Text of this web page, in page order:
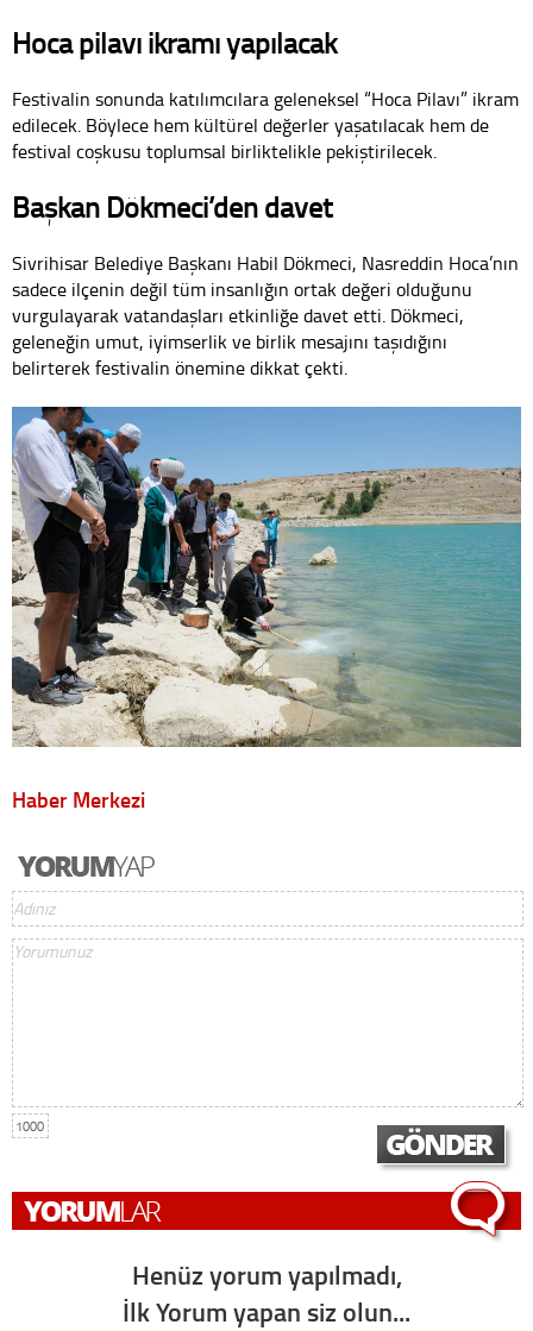
Hoca pilavı ikramı yapılacak
Festivalin sonunda katılımcılara geleneksel “Hoca Pilavı” ikram
edilecek. Böylece hem kültürel değerler yaşatılacak hem de
festival coşkusu toplumsal birliktelikle pekiştirilecek.
Başkan Dökmeci’den davet
Sivrihisar Belediye Başkanı Habil Dökmeci, Nasreddin Hoca’nın
sadece ilçenin değil tüm insanlığın ortak değeri olduğunu
vurgulayarak vatandaşları etkinliğe davet etti. Dökmeci,
geleneğin umut, iyimserlik ve birlik mesajını taşıdığını
belirterek festivalin önemine dikkat çekti.
Haber Merkezi
1000
Henüz yorum yapılmadı,
İlk Yorum yapan siz olun...